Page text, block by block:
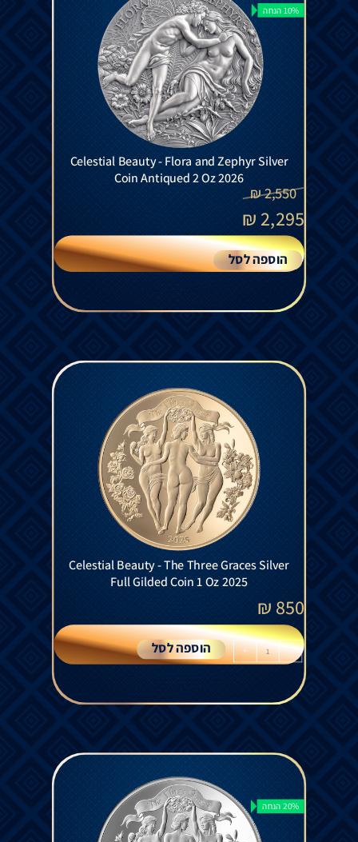
10% הנחה
Celestial Beauty - Flora and Zephyr Silver
Coin Antiqued 2 Oz 2026
2,550
₪
2,295
₪
הוספה לסל
Celestial Beauty - The Three Graces Silver
Full Gilded Coin 1 Oz 2025
850
₪
-
+ הוספה לסל
20% הנחה